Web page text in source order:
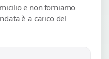
e non forniamo
è a carico del